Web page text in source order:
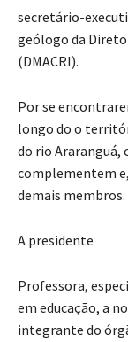
secretário-
geólogo da
(DMACRI).
Por se
longo do o
do rio Araranguá,
complementem
demais membros.
A presidente
Professora,
em educação, a
integrante do